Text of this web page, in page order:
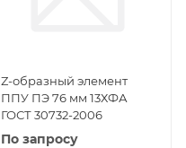
Z-образный элемент
ППУ ПЭ 76 мм 13ХФА
ГОСТ 30732-2006
По запросу